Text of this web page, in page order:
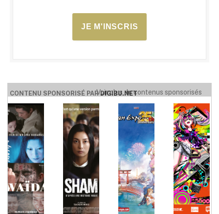
JE M'INSCRIS
CONTENU SPONSORISÉ PARDIGIBU.NET
Voir plus de contenus sponsorisés